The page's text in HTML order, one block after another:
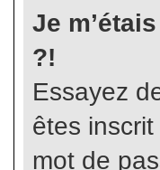
Je
?!
Essayez
êtes
mot de